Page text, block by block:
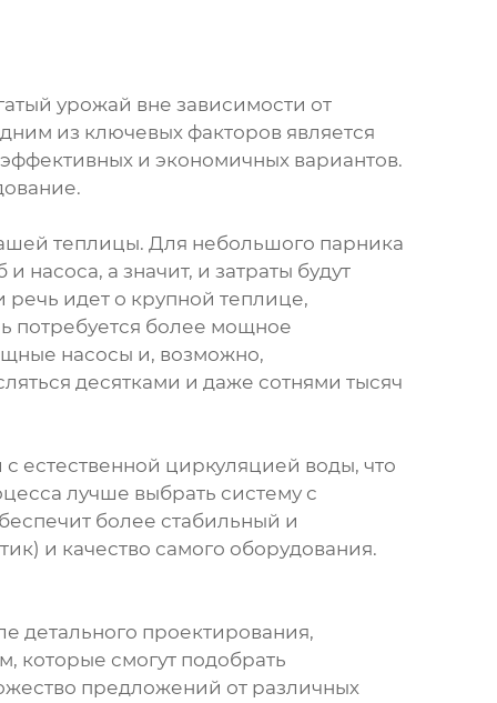
урожай вне зависимости от
из ключевых факторов является
и экономичных вариантов.
теплицы. Для небольшого парника
насоса, а значит, и затраты будут
идет о крупной теплице,
потребуется более мощное
насосы и, возможно,
десятками и даже сотнями тысяч
естественной циркуляцией воды, что
лучше выбрать систему с
более стабильный и
и качество самого оборудования.
детального проектирования,
которые смогут подобрать
предложений от различных